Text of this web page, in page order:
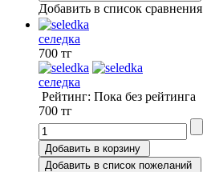
Добавить в список сравнения
селедка
700 тг
селедка
Рейтинг: Пока без рейтинга
700 тг
Добавить в корзину
Добавить в список пожеланий